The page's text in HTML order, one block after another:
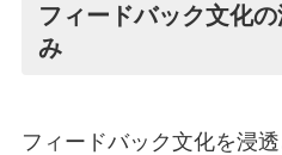
フィードバック文化
み
フィードバック文化を浸